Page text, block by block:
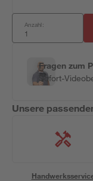
Anzahl:
Fragen zum
Sofort-
Unsere